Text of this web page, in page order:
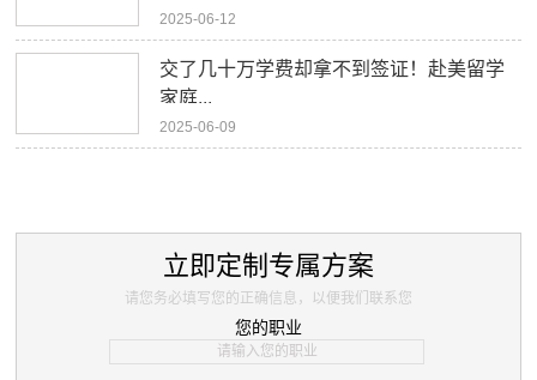
2025-06-12
交了几十万学费却拿不到签证！赴美留学
家庭...
2025-06-09
立即定制专属方案
请您务必填写您的正确信息，以便我们联系您
您的职业